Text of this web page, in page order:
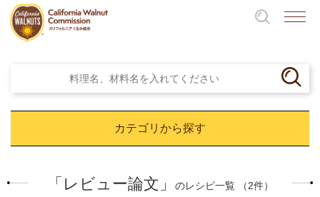
カテゴリから探す
「レビュー論文」 のレシピ一覧 （2件）